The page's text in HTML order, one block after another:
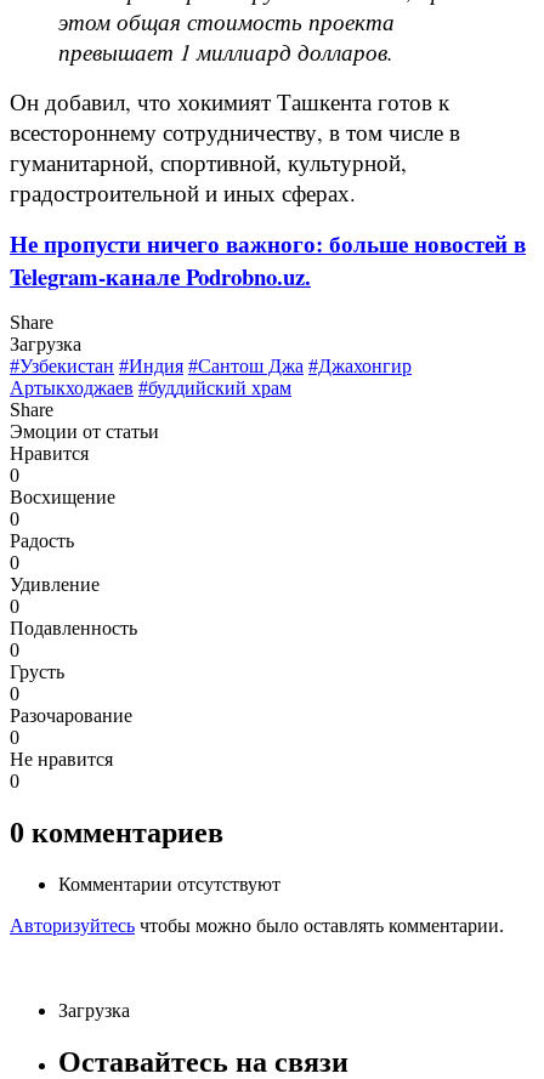
этом общая стоимость проекта
превышает 1 миллиард долларов.
Он добавил, что хокимият Ташкента готов к
всестороннему сотрудничеству, в том числе в
гуманитарной, спортивной, культурной,
градостроительной и иных сферах.
Не пропусти ничего важного: больше новостей в
Telegram-канале Podrobno.uz.
Share
Загрузка
#Узбекистан #Индия #Сантош Джа #Джахонгир
Артыкходжаев #буддийский храм
Share
Эмоции от статьи
Нравится
0
Восхищение
0
Радость
0
Удивление
0
Подавленность
0
Грусть
0
Разочарование
0
Не нравится
0
0 комментариев
Комментарии отсутствуют
Авторизуйтесь чтобы можно было оставлять комментарии.
Загрузка
Оставайтесь на связи